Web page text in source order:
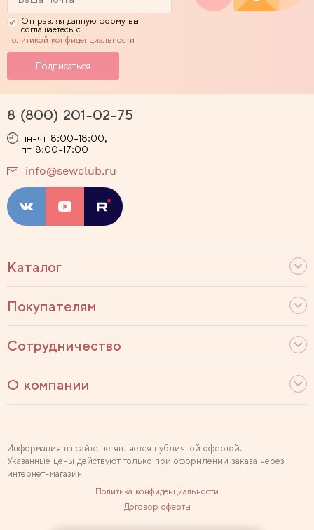
Отправляя данную форму вы
соглашаетесь с
политикой конфиденциальности
Каталог
Покупателям
Сотрудничество
О компании
8 (800) 201-02-75
пн-чт 8:00-18:00,
пт 8:00-17:00
info@sewclub.ru
Информация на сайте не является публичной офертой.
Указанные цены действуют только при оформлении заказа через
интернет-магазин
Политика конфиденциальности
Договор оферты